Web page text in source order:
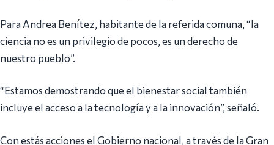
Para Andrea Benítez, habitante de la referida comuna, “la
ciencia no es un privilegio de pocos, es un derecho de
nuestro pueblo”.
“Estamos demostrando que el bienestar social también
incluye el acceso a la tecnología y a la innovación”, señaló.
Con estás acciones el Gobierno nacional, a través de la Gran